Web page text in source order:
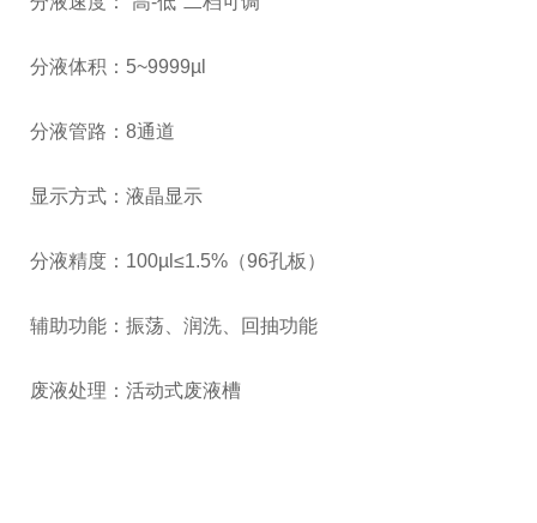
分液体积：5~9999µl
分液管路：8通道
显示方式：液晶显示
分液精度：100µl≤1.5%（96孔板）
辅助功能：振荡、润洗、回抽功能
废液处理：活动式废液槽